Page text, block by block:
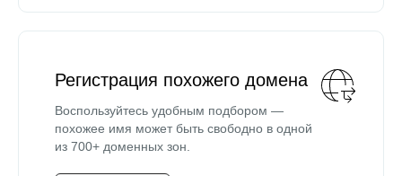
Регистрация похожего домена
Воспользуйтесь удобным подбором —
похожее имя может быть свободно в одной
из 700+ доменных зон.